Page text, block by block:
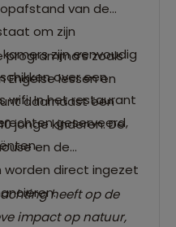
van de
om zijn
zijn eenvoudig
over een
wifi. In het restaurant
geserveerd,
zoals
lessen en
daarnaast een
jonge kinderen. De
en de
direct ingezet
heeft op de
impact op natuur,